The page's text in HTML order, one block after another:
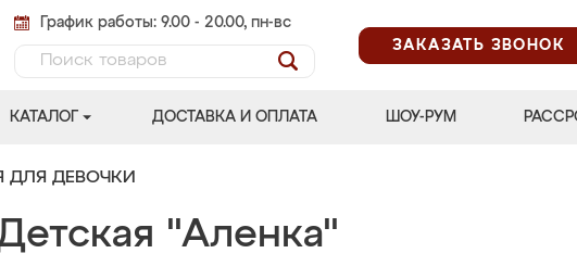
График работы: 9.00 - 20.00, пн-вс
ЗАКАЗАТЬ ЗВОНОК
КАТАЛОГ ДОСТАВКА И ОПЛАТА ШОУ-РУМ
ДЛЯ ДЕВОЧКИ
"Аленка"